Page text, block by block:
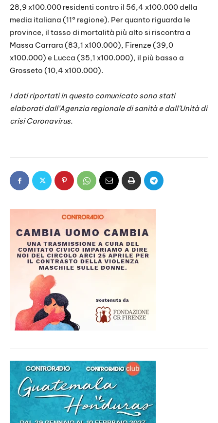
28,9 x100.000 residenti contro il 56,4 x100.000 della
media italiana (11° regione). Per quanto riguarda le
province, il tasso di mortalità più alto si riscontra a
Massa Carrara (83,1 x100.000), Firenze (39,0
x100.000) e Lucca (35,1 x100.000), il più basso a
Grosseto (10,4 x100.000).
I dati riportati in questo comunicato sono stati
elaborati dall’Agenzia regionale di sanità e dall’Unità di
crisi Coronavirus.